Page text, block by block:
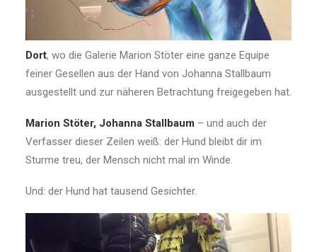
Dort, wo die Galerie Marion Stöter eine ganze Equipe
feiner Gesellen aus der Hand von Johanna Stallbaum
ausgestellt und zur näheren Betrachtung freigegeben hat.
Marion Stöter, Johanna Stallbaum – und auch der
Verfasser dieser Zeilen weiß: der Hund bleibt dir im
Sturme treu, der Mensch nicht mal im Winde.
Und: der Hund hat tausend Gesichter.